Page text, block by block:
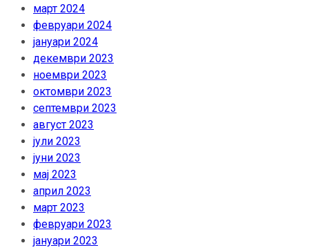
март 2024
февруари 2024
јануари 2024
декември 2023
ноември 2023
октомври 2023
септември 2023
август 2023
јули 2023
јуни 2023
мај 2023
април 2023
март 2023
февруари 2023
јануари 2023